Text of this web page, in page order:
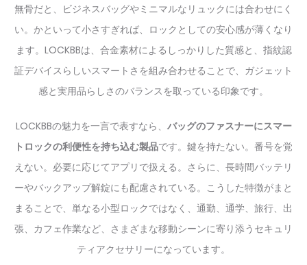
無骨だと、ビジネスバッグやミニマルなリュックには合わせにく
い。かといって小さすぎれば、ロックとしての安心感が薄くなり
ます。LOCKBBは、合金素材によるしっかりした質感と、指紋認
証デバイスらしいスマートさを組み合わせることで、ガジェット
感と実用品らしさのバランスを取っている印象です。
LOCKBBの魅力を一言で表すなら、 バッグのファスナーにスマー
トロックの利便性を持ち込む製品です。鍵を持たない。番号を覚
えない。必要に応じてアプリで扱える。さらに、長時間バッテリ
ーやバックアップ解錠にも配慮されている。こうした特徴がまと
まることで、単なる小型ロックではなく、通勤、通学、旅行、出
張、カフェ作業など、さまざまな移動シーンに寄り添うセキュリ
ティアクセサリーになっています。